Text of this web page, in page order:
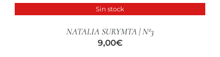
Sin stock
NATALIA SURYMTA | Nº3
9,00€